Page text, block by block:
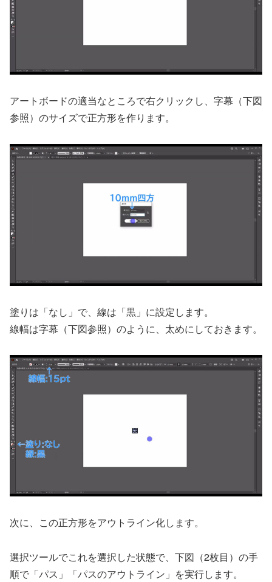
アートボードの適当なところで右クリックし、字幕（下図
参照）のサイズで正方形を作ります。
塗りは「なし」で、線は「黒」に設定します。
線幅は字幕（下図参照）のように、太めにしておきます。
次に、この正方形をアウトライン化します。
選択ツールでこれを選択した状態で、下図（2枚目）の手
順で「パス」「パスのアウトライン」を実行します。